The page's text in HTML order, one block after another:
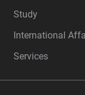
Study
International
Services